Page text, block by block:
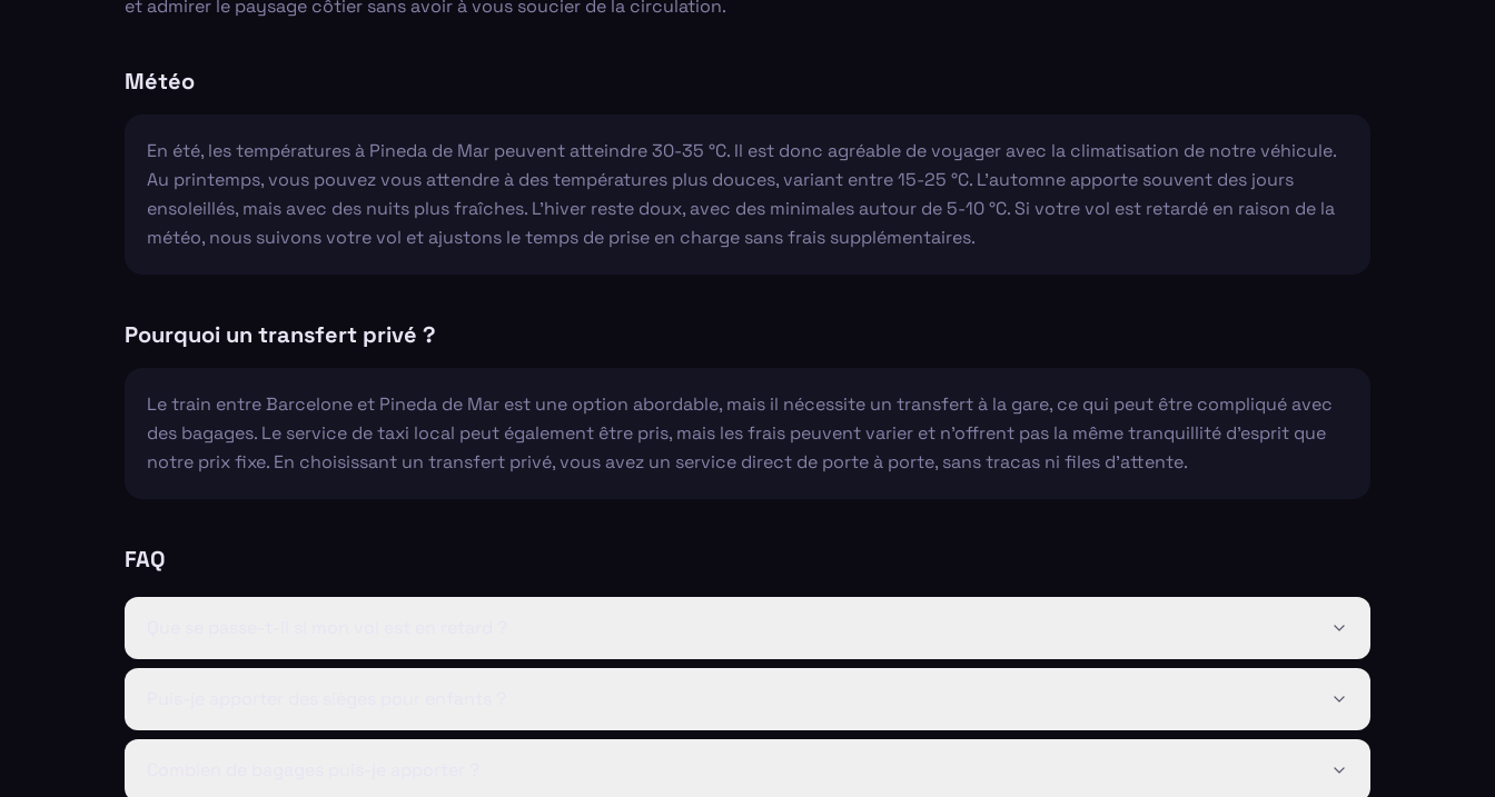
et admirer le paysage côtier sans avoir à vous soucier de la circulation.
Météo
En été, les températures à Pineda de Mar peuvent atteindre 30-35 °C. Il est donc agréable de voyager avec la climatisation de notre véhicule.
Au printemps, vous pouvez vous attendre à des températures plus douces, variant entre 15-25 °C. L'automne apporte souvent des jours
ensoleillés, mais avec des nuits plus fraîches. L'hiver reste doux, avec des minimales autour de 5-10 °C. Si votre vol est retardé en raison de la
météo, nous suivons votre vol et ajustons le temps de prise en charge sans frais supplémentaires.
Pourquoi un transfert privé ?
Le train entre Barcelone et Pineda de Mar est une option abordable, mais il nécessite un transfert à la gare, ce qui peut être compliqué avec
des bagages. Le service de taxi local peut également être pris, mais les frais peuvent varier et n'offrent pas la même tranquillité d'esprit que
notre prix fixe. En choisissant un transfert privé, vous avez un service direct de porte à porte, sans tracas ni files d'attente.
FAQ